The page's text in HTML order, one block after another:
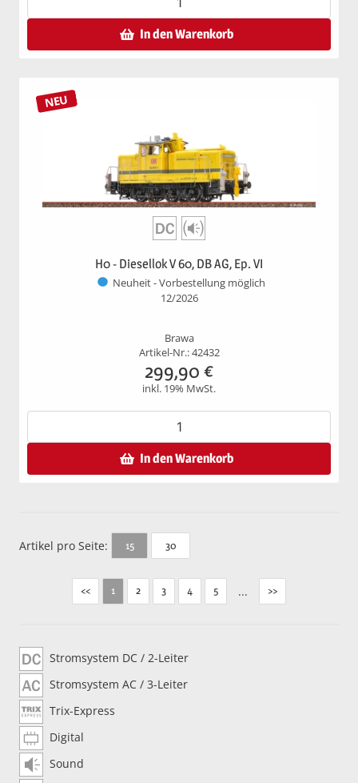
In den Warenkorb
NEU
H0 - Diesellok V 60, DB AG, Ep. VI
Neuheit - Vorbestellung möglich
12/2026
Brawa
Artikel-Nr.: 42432
299,90 €
inkl. 19% MwSt.
In den Warenkorb
Artikel pro Seite: 15 30
<< 1 2 3 4 5 ... >>
Stromsystem DC / 2-Leiter
Stromsystem AC / 3-Leiter
Trix-Express
Digital
Sound